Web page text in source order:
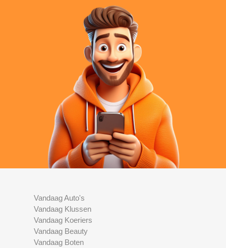
Vandaag Auto's
Vandaag Klussen
Vandaag Koeriers
Vandaag Beauty
Vandaag Boten